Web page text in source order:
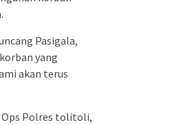
Pasigala,
yang
akan terus
Ops Polres tolitoli,